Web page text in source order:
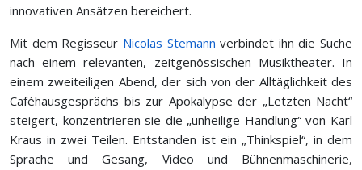
innovativen Ansätzen bereichert.
Mit dem Regisseur Nicolas Stemann verbindet ihn die Suche
nach einem relevanten, zeitgenössischen Musiktheater. In
einem zweiteiligen Abend, der sich von der Alltäglichkeit des
Caféhausgesprächs bis zur Apokalypse der „Letzten Nacht“
steigert, konzentrieren sie die „unheilige Handlung“ von Karl
Kraus in zwei Teilen. Entstanden ist ein „Thinkspiel“, in dem
Sprache und Gesang, Video und Bühnenmaschinerie,